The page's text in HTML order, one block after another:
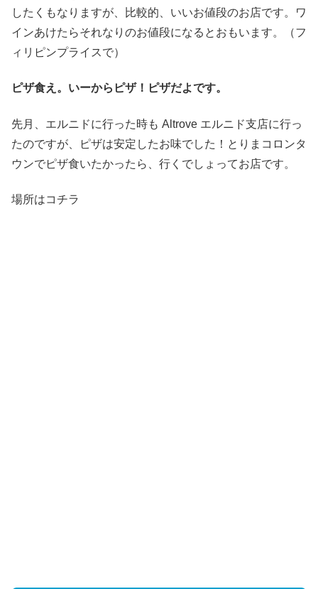
したくもなりますが、比較的、いいお値段のお店です。ワ
インあけたらそれなりのお値段になるとおもいます。（フ
ィリピンプライスで）
ピザ食え。いーからピザ！ピザだよです。
先月、エルニドに行った時も Altrove エルニド支店に行っ
たのですが、ピザは安定したお味でした！とりまコロンタ
ウンでピザ食いたかったら、行くでしょってお店です。
場所はコチラ